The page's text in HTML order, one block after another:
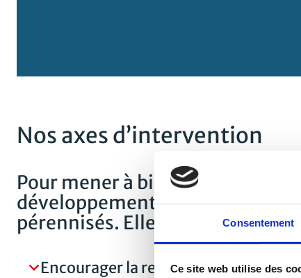
Consentement
Ce site web utilise des
Nos axes d’intervention
Pour mener à bien sa mission,
développement de projets
pérennisés. Elle agit à travers 3
Encourager la recherche